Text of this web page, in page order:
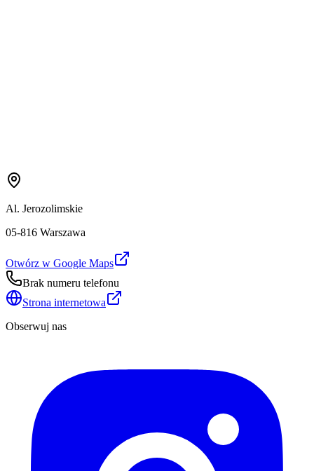
Al. Jerozolimskie
05-816 Warszawa
Otwórz w Google Maps
Brak numeru telefonu
Strona internetowa
Obserwuj nas